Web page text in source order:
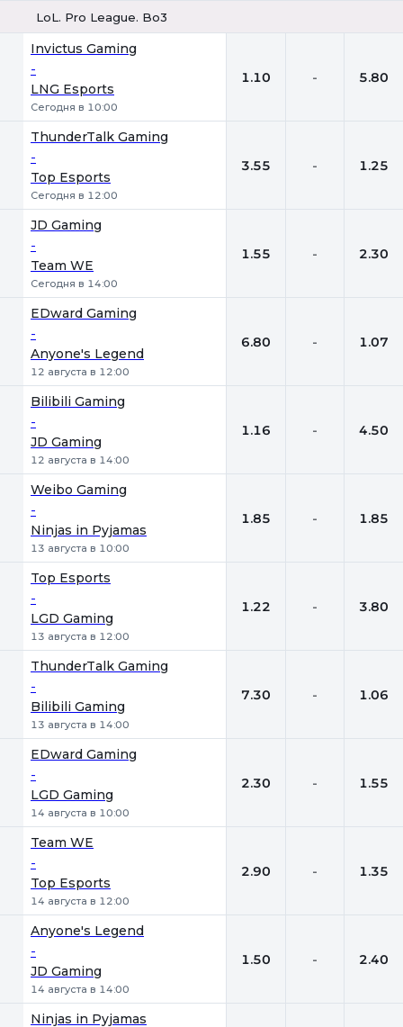
LoL. Pro League. Bo3
Invictus Gaming
-
LNG Esports
Сегодня в 10:00
1.10 - 5.80
ThunderTalk Gaming
-
Top Esports
Сегодня в 12:00
3.55 - 1.25
JD Gaming
-
Team WE
Сегодня в 14:00
1.55 - 2.30
EDward Gaming
-
Anyone's Legend
12 августа в 12:00
6.80 - 1.07
Bilibili Gaming
-
JD Gaming
12 августа в 14:00
1.16 - 4.50
Weibo Gaming
-
Ninjas in Pyjamas
13 августа в 10:00
1.85 - 1.85
Top Esports
-
LGD Gaming
13 августа в 12:00
1.22 - 3.80
ThunderTalk Gaming
-
Bilibili Gaming
13 августа в 14:00
7.30 - 1.06
EDward Gaming
-
LGD Gaming
14 августа в 10:00
2.30 - 1.55
Team WE
-
Top Esports
14 августа в 12:00
2.90 - 1.35
Anyone's Legend
-
JD Gaming
14 августа в 14:00
1.50 - 2.40
Ninjas in Pyjamas